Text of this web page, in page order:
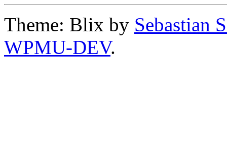
Theme: Blix by Sebastian
WPMU-DEV.